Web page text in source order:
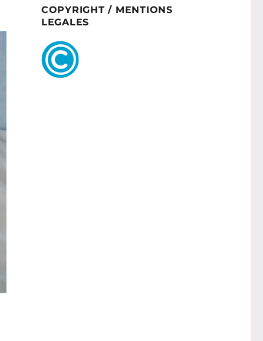
COPYRIGHT / MENTIONS
LEGALES